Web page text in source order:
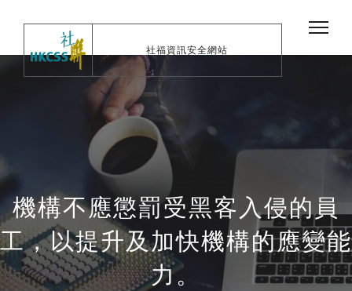
社福資訊安全網站
機構不應懲罰受黑客入侵的員
工，以提升及加快機構的應變能
力。